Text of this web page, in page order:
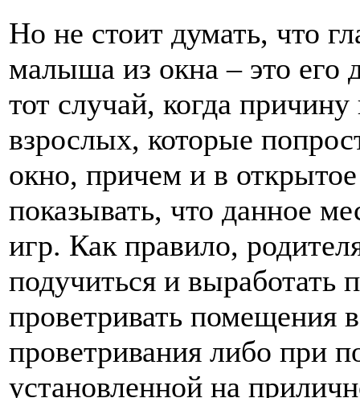
Но не стоит думать, что
малыша из окна – это его
тот случай, когда
взрослых, которые
окно, причем и в
показывать, что данное
игр. Как правило,
подучиться и выработать
проветривать помещения
проветривания либо при
установленной на